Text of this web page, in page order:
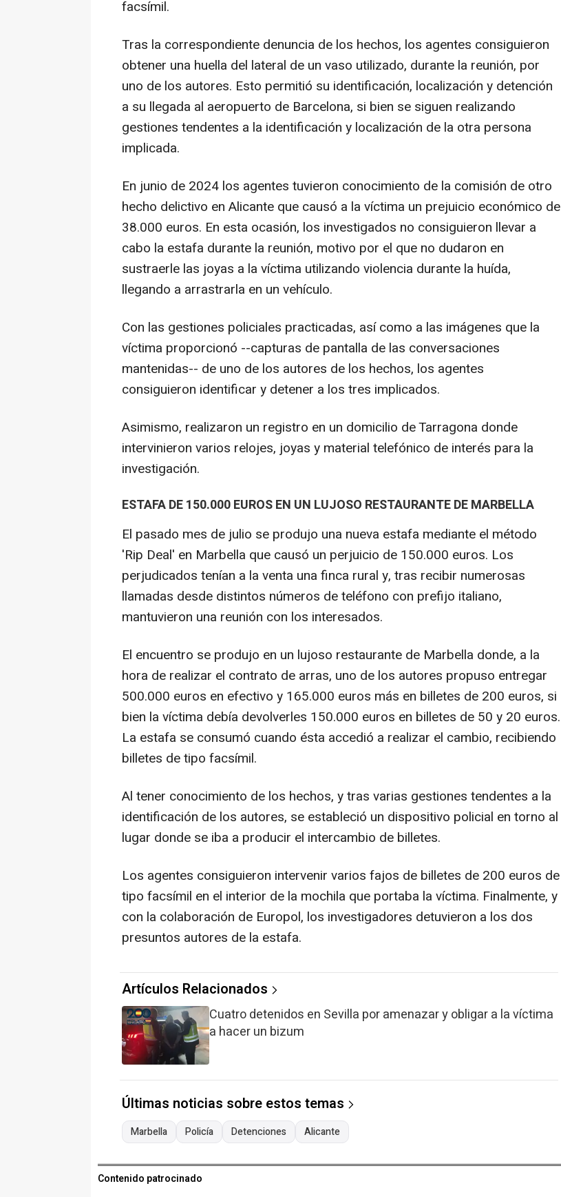
facsímil.
Tras la correspondiente denuncia de los hechos, los agentes consiguieron
obtener una huella del lateral de un vaso utilizado, durante la reunión, por
uno de los autores. Esto permitió su identificación, localización y detención
a su llegada al aeropuerto de Barcelona, si bien se siguen realizando
gestiones tendentes a la identificación y localización de la otra persona
implicada.
En junio de 2024 los agentes tuvieron conocimiento de la comisión de otro
hecho delictivo en Alicante que causó a la víctima un prejuicio económico de
38.000 euros. En esta ocasión, los investigados no consiguieron llevar a
cabo la estafa durante la reunión, motivo por el que no dudaron en
sustraerle las joyas a la víctima utilizando violencia durante la huída,
llegando a arrastrarla en un vehículo.
Con las gestiones policiales practicadas, así como a las imágenes que la
víctima proporcionó --capturas de pantalla de las conversaciones
mantenidas-- de uno de los autores de los hechos, los agentes
consiguieron identificar y detener a los tres implicados.
Asimismo, realizaron un registro en un domicilio de Tarragona donde
intervinieron varios relojes, joyas y material telefónico de interés para la
investigación.
ESTAFA DE 150.000 EUROS EN UN LUJOSO RESTAURANTE DE MARBELLA
El pasado mes de julio se produjo una nueva estafa mediante el método
'Rip Deal' en Marbella que causó un perjuicio de 150.000 euros. Los
perjudicados tenían a la venta una finca rural y, tras recibir numerosas
llamadas desde distintos números de teléfono con prefijo italiano,
mantuvieron una reunión con los interesados.
El encuentro se produjo en un lujoso restaurante de Marbella donde, a la
hora de realizar el contrato de arras, uno de los autores propuso entregar
500.000 euros en efectivo y 165.000 euros más en billetes de 200 euros, si
bien la víctima debía devolverles 150.000 euros en billetes de 50 y 20 euros.
La estafa se consumó cuando ésta accedió a realizar el cambio, recibiendo
billetes de tipo facsímil.
Al tener conocimiento de los hechos, y tras varias gestiones tendentes a la
identificación de los autores, se estableció un dispositivo policial en torno al
lugar donde se iba a producir el intercambio de billetes.
Los agentes consiguieron intervenir varios fajos de billetes de 200 euros de
tipo facsímil en el interior de la mochila que portaba la víctima. Finalmente, y
con la colaboración de Europol, los investigadores detuvieron a los dos
presuntos autores de la estafa.
Artículos Relacionados
Cuatro detenidos en Sevilla por amenazar y obligar a la víctima
a hacer un bizum
Últimas noticias sobre estos temas
Marbella Policía Detenciones Alicante
Contenido patrocinado